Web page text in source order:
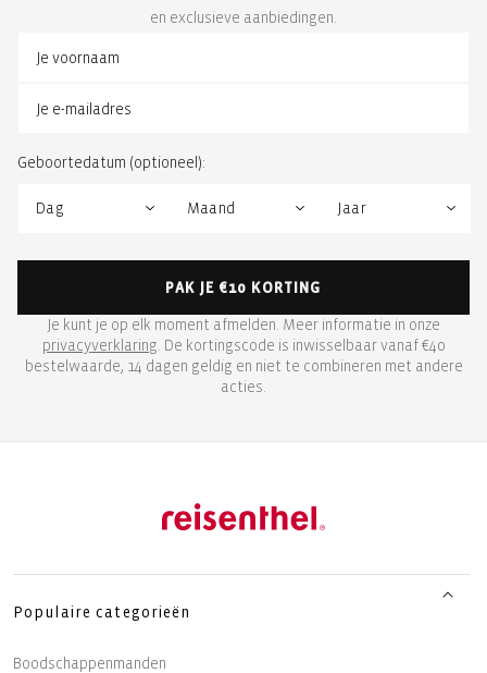
en exclusieve aanbiedingen.
Geboortedatum (optioneel):
PAK JE €10 KORTING
Je kunt je op elk moment afmelden. Meer informatie in onze
privacyverklaring. De kortingscode is inwisselbaar vanaf €40
bestelwaarde, 14 dagen geldig en niet te combineren met andere
acties.
Populaire categorieën
Boodschappenmanden